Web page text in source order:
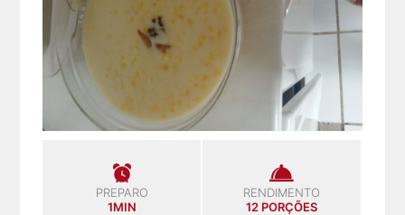
PREPARO
1MIN
RENDIMENTO
12 PORÇÕES